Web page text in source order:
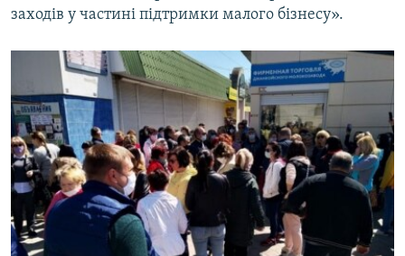
заходів у частині підтримки малого бізнесу».